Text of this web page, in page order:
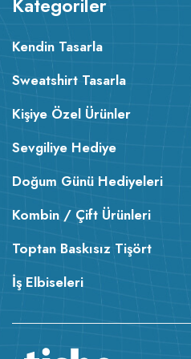
Kendin Tasarla
Sweatshirt Tasarla
Kişiye Özel Ürünler
Sevgiliye Hediye
Doğum Günü Hediyeleri
Kombin / Çift Ürünleri
Toptan Baskısız Tişört
İş Elbiseleri